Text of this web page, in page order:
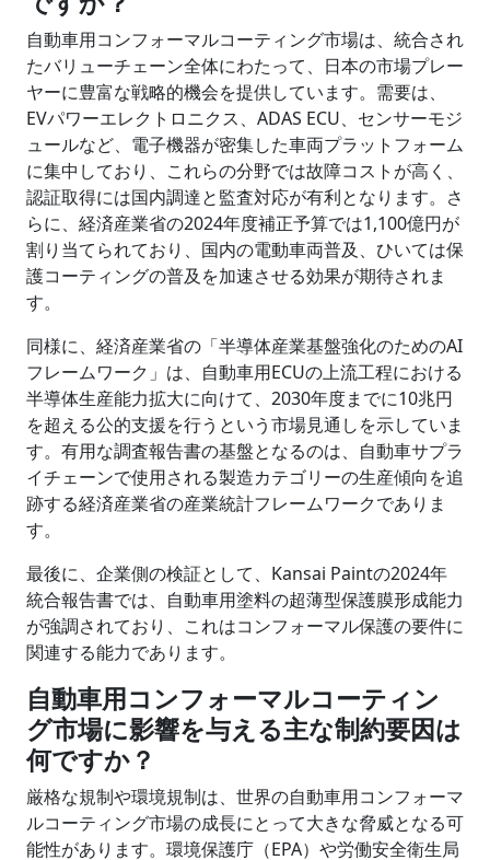
自動車用コンフォーマルコーティング市場は、統合され
たバリューチェーン全体にわたって、日本の市場プレー
ヤーに豊富な戦略的機会を提供しています。需要は、
EVパワーエレクトロニクス、ADAS ECU、センサーモジ
ュールなど、電子機器が密集した車両プラットフォーム
に集中しており、これらの分野では故障コストが高く、
認証取得には国内調達と監査対応が有利となります。さ
らに、経済産業省の2024年度補正予算では1,100億円が
割り当てられており、国内の電動車両普及、ひいては保
護コーティングの普及を加速させる効果が期待されま
す。
同様に、経済産業省の「半導体産業基盤強化のためのAI
フレームワーク」は、自動車用ECUの上流工程における
半導体生産能力拡大に向けて、2030年度までに10兆円
を超える公的支援を行うという市場見通しを示していま
す。有用な調査報告書の基盤となるのは、自動車サプラ
イチェーンで使用される製造カテゴリーの生産傾向を追
跡する経済産業省の産業統計フレームワークでありま
す。
最後に、企業側の検証として、Kansai Paintの2024年
統合報告書では、自動車用塗料の超薄型保護膜形成能力
が強調されており、これはコンフォーマル保護の要件に
関連する能力であります。
自動車用コンフォーマルコーティン
グ市場に影響を与える主な制約要因は
何ですか？
厳格な規制や環境規制は、世界の自動車用コンフォーマ
ルコーティング市場の成長にとって大きな脅威となる可
能性があります。環境保護庁（EPA）や労働安全衛生局